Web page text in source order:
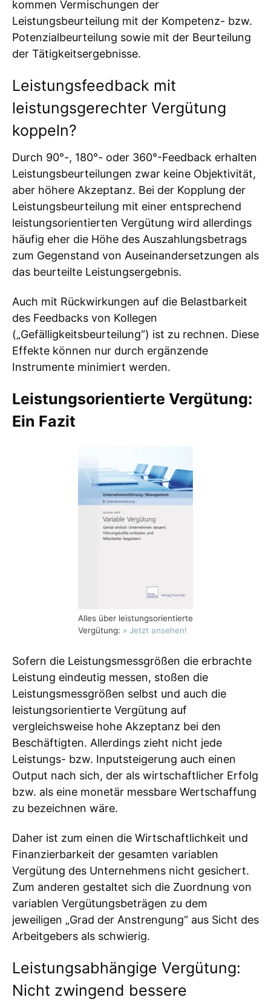
kommen Vermischungen der
Leistungsbeurteilung mit der Kompetenz- bzw.
Potenzialbeurteilung sowie mit der Beurteilung
der Tätigkeitsergebnisse.
Leistungsfeedback mit
leistungsgerechter Vergütung
koppeln?
Durch 90°-, 180°- oder 360°-Feedback erhalten
Leistungsbeurteilungen zwar keine Objektivität,
aber höhere Akzeptanz. Bei der Kopplung der
Leistungsbeurteilung mit einer entsprechend
leistungsorientierten Vergütung wird allerdings
häufig eher die Höhe des Auszahlungsbetrags
zum Gegenstand von Auseinandersetzungen als
das beurteilte Leistungsergebnis.
Auch mit Rückwirkungen auf die Belastbarkeit
des Feedbacks von Kollegen
(„Gefälligkeitsbeurteilung“) ist zu rechnen. Diese
Effekte können nur durch ergänzende
Instrumente minimiert werden.
Leistungsorientierte Vergütung:
Ein Fazit
Alles über leistungsorientierte
Vergütung: » Jetzt ansehen!
Sofern die Leistungsmessgrößen die erbrachte
Leistung eindeutig messen, stoßen die
Leistungsmessgrößen selbst und auch die
leistungsorientierte Vergütung auf
vergleichsweise hohe Akzeptanz bei den
Beschäftigten. Allerdings zieht nicht jede
Leistungs- bzw. Inputsteigerung auch einen
Output nach sich, der als wirtschaftlicher Erfolg
bzw. als eine monetär messbare Wertschaffung
zu bezeichnen wäre.
Daher ist zum einen die Wirtschaftlichkeit und
Finanzierbarkeit der gesamten variablen
Vergütung des Unternehmens nicht gesichert.
Zum anderen gestaltet sich die Zuordnung von
variablen Vergütungsbeträgen zu dem
jeweiligen „Grad der Anstrengung“ aus Sicht des
Arbeitgebers als schwierig.
Leistungsabhängige Vergütung:
Nicht zwingend bessere